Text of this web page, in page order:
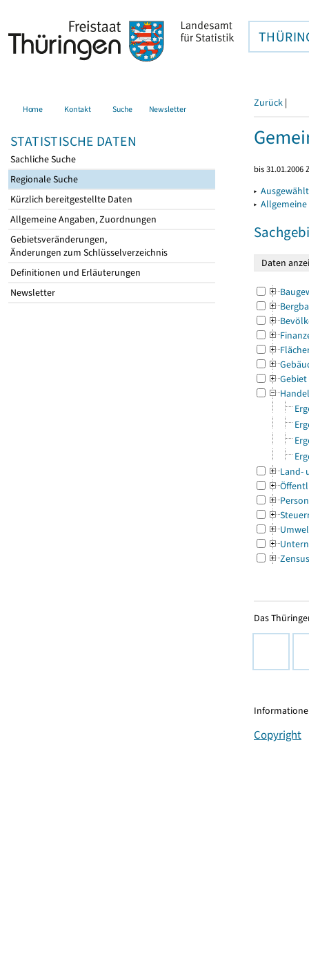
Home Kontakt Suche Newsletter
STATISTISCHE DATEN
Sachliche Suche
Regionale Suche
Kürzlich bereitgestellte Daten
Allgemeine Angaben, Zuordnungen
Gebietsveränderungen,
Änderungen zum Schlüsselverzeichnis
Definitionen und Erläuterungen
Newsletter
Zurück |
bis 31.01.2006
▸
▸
Gebiet
Land-
Zensus
Das
Copyright